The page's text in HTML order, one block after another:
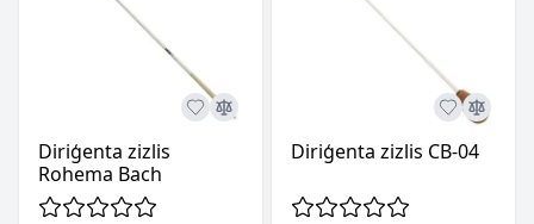
Diriģenta zizlis
Rohema Bach
Diriģenta zizlis CB-04